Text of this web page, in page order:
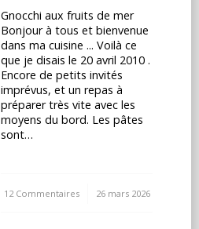
Gnocchi aux fruits de mer
Bonjour à tous et bienvenue
dans ma cuisine ... Voilà ce
que je disais le 20 avril 2010 .
Encore de petits invités
imprévus, et un repas à
préparer très vite avec les
moyens du bord. Les pâtes
sont…
12 Commentaires
/ 26 mars 2026